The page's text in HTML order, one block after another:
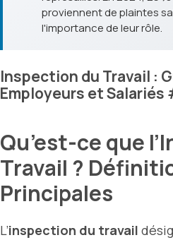
proviennent de plaintes
l'importance de leur rôle.
Inspection du Travail :
Employeurs et Salariés
Qu’est-ce que
Travail ?
Principales
L’inspection du travail